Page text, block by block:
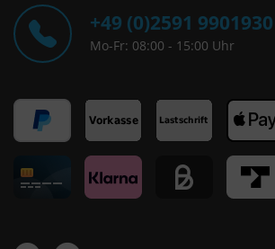
+49 (0)2591 9901930
Mo-Fr: 08:00 - 15:00 Uhr